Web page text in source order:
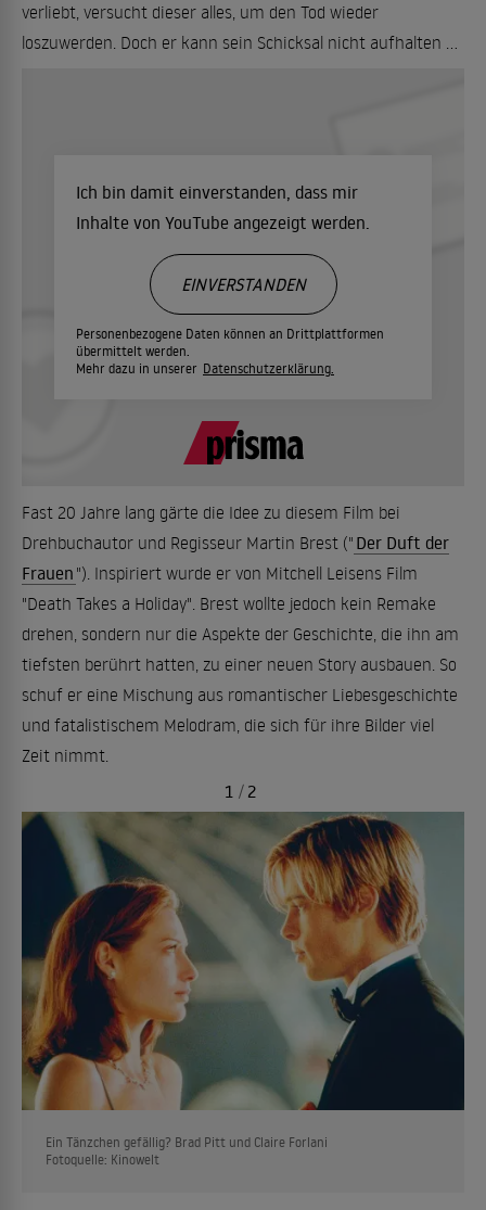
verliebt, versucht dieser alles, um den Tod wieder
loszuwerden. Doch er kann sein Schicksal nicht aufhalten ...
Ich bin damit einverstanden, dass mir
Inhalte von YouTube angezeigt werden.
Personenbezogene Daten können an Drittplattformen
übermittelt werden.
Mehr dazu in unserer Datenschutzerklärung.
EINVERSTANDEN
Fast 20 Jahre lang gärte die Idee zu diesem Film bei
Drehbuchautor und Regisseur Martin Brest (" Der Duft der
Frauen "). Inspiriert wurde er von Mitchell Leisens Film
"Death Takes a Holiday". Brest wollte jedoch kein Remake
drehen, sondern nur die Aspekte der Geschichte, die ihn am
tiefsten berührt hatten, zu einer neuen Story ausbauen. So
schuf er eine Mischung aus romantischer Liebesgeschichte
und fatalistischem Melodram, die sich für ihre Bilder viel
Zeit nimmt.
Ein Tänzchen gefällig? Brad Pitt und Claire Forlani
Fotoquelle: Kinowelt
1 / 2